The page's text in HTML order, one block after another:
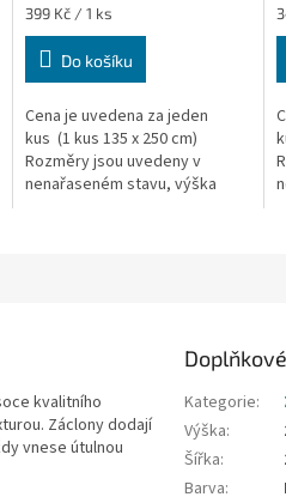
Měrná
cena:
399 Kč / 1 ks
Do košíku
Cena je uvedena za jeden
kus (1 kus 135 x 250 cm)
Rozměry jsou uvedeny v
nenařaseném stavu, výška
kvalitního
Záclony dodají
vnese útulnou
Kategorie:
Výška:
Šířka:
Barva: